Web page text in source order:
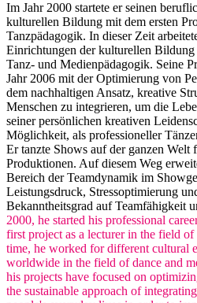
Im Jahr 2000 startete er seinen
kulturellen Bildung mit dem ersten
Tanzpädagogik. In dieser Zeit
Einrichtungen der kulturellen
Tanz- und Medienpädagogik. Seine
Jahr 2006 mit der Optimierung von
dem nachhaltigen Ansatz, kreative
Menschen zu integrieren, um die
seiner persönlichen kreativen
Möglichkeit, als professioneller
Er tanzte Shows auf der ganzen Welt
Produktionen. Auf diesem Weg
Bereich der Teamdynamik im
Leistungsdruck, Stressoptimierung
Bekanntheitsgrad auf Teamfähigkeit
2000, he started his professional
first project as a lecturer in the field
time, he worked for different cultural
worldwide in the field of dance and
his projects have focused on
the sustainable approach of